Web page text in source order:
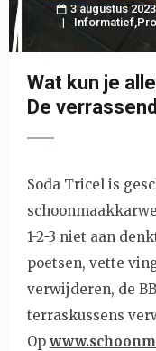
3 augustus 2023
Informatief,
Wat kun je
De
Soda Tricel is
1-2-3 niet aan
poetsen, vette
verwijderen, de
terraskussens
Op